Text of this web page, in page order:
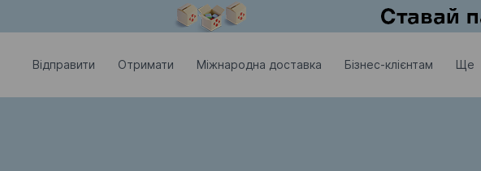
Відправити Отримати Міжнародна доставка Бізнес-клієнтам Ще